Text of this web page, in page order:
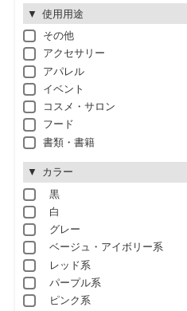
使用用途
その他
アクセサリー
アパレル
イベント
コスメ・サロン
フード
書類・書籍
カラー
黒
白
グレー
ベージュ・アイボリー系
レッド系
パープル系
ピンク系